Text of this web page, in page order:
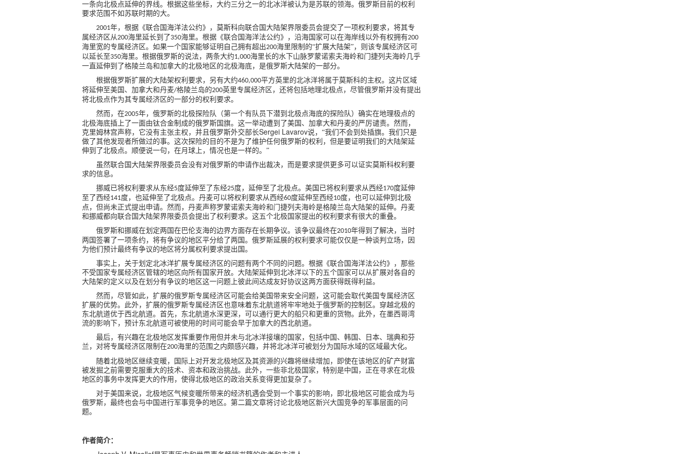
一条向北极点延伸的界线。根据这些坐标，大约三分之一的北冰洋被认为是苏联的领海。俄罗斯目前的权利
要求范围不如苏联时期的大。
2001年，根据《联合国海洋法公约》，莫斯科向联合国大陆架界限委员会提交了一项权利要求，将其专
属经济区从200海里延长到了350海里。根据《联合国海洋法公约》，沿海国家可以在海岸线以外有权拥有200
海里宽的专属经济区。如果一个国家能够证明自己拥有超出200海里限制的“扩展大陆架”，则该专属经济区可
以延长至350海里。根据俄罗斯的说法，两条大约1,000海里长的水下山脉罗蒙诺索夫海岭和门捷列夫海岭几乎
一直延伸到了格陵兰岛和加拿大的北极地区的北极海底，是俄罗斯大陆架的一部分。
根据俄罗斯扩展的大陆架权利要求，另有大约460,000平方英里的北冰洋将属于莫斯科的主权。这片区域
将延伸至美国、加拿大和丹麦/格陵兰岛的200英里专属经济区，还将包括地理北极点，尽管俄罗斯并没有提出
将北极点作为其专属经济区的一部分的权利要求。
然而，在2005年，俄罗斯的北极探险队（第一个有队员下潜到北极点海底的探险队）确实在地理极点的
北极海底插上了一面由钛合金制成的俄罗斯国旗。这一举动遭到了美国、加拿大和丹麦的严厉谴责。然而，
克里姆林宫声称，它没有主张主权，并且俄罗斯外交部长Sergei Lavarov说，“我们不会到处插旗。我们只是
做了其他发现者所做过的事。这次探险的目的不是为了维护任何俄罗斯的权利，但是要证明我们的大陆架延
伸到了北极点。顺便说一句，在月球上，情况也是一样的。”
虽然联合国大陆架界限委员会没有对俄罗斯的申请作出裁决，而是要求提供更多可以证实莫斯科权利要
求的信息。
挪威已将权利要求从东经5度延伸至了东经25度，延伸至了北极点。美国已将权利要求从西经170度延伸
至了西经141度，也延伸至了北极点。丹麦可以将权利要求从西经60度延伸至西经10度，也可以延伸到北极
点，但尚未正式提出申请。然而，丹麦声称罗蒙诺索夫海岭和门捷列夫海岭是格陵兰岛大陆架的延伸。丹麦
和挪威都向联合国大陆架界限委员会提出了权利要求。这五个北极国家提出的权利要求有很大的重叠。
俄罗斯和挪威在划定两国在巴伦支海的边界方面存在长期争议。该争议最终在2010年得到了解决，当时
两国签署了一项条约，将有争议的地区平分给了两国。俄罗斯延展的权利要求可能仅仅是一种谈判立场，因
为他们预计最终有争议的地区将分属权利要求提出国。
事实上，关于划定北冰洋扩展专属经济区的问题有两个不同的问题。根据《联合国海洋法公约》，那些
不受国家专属经济区管辖的地区向所有国家开放。大陆架延伸到北冰洋以下的五个国家可以从扩展对各自的
大陆架的定义以及在划分有争议的地区这一问题上彼此间达成友好协议这两方面获得既得利益。
然而，尽管如此，扩展的俄罗斯专属经济区可能会给美国带来安全问题，这可能会取代美国专属经济区
扩展的优势。此外，扩展的俄罗斯专属经济区也意味着东北航道将牢牢地处于俄罗斯的控制区。穿越北极的
东北航道优于西北航道。首先，东北航道水深更深，可以通行更大的船只和更重的货物。此外，在墨西哥湾
流的影响下，预计东北航道可被使用的时间可能会早于加拿大的西北航道。
最后，有兴趣在北极地区发挥重要作用但并未与北冰洋接壤的国家，包括中国、韩国、日本、瑞典和芬
兰，对将专属经济区限制在200海里的范围之内颇感兴趣，并将北冰洋可被划分为国际水域的区域最大化。
随着北极地区继续变暖，国际上对开发北极地区及其资源的兴趣将继续增加，即使在该地区的矿产财富
被发掘之前需要克服重大的技术、资本和政治挑战。此外，一些非北极国家，特别是中国，正在寻求在北极
地区的事务中发挥更大的作用，使得北极地区的政治关系变得更加复杂了。
对于美国来说，北极地区气候变暖所带来的经济机遇会受到一个事实的影响，即北极地区可能会成为与
俄罗斯，最终也会与中国进行军事竞争的地区。第二篇文章将讨论北极地区新兴大国竞争的军事层面的问
题。
作者简介：